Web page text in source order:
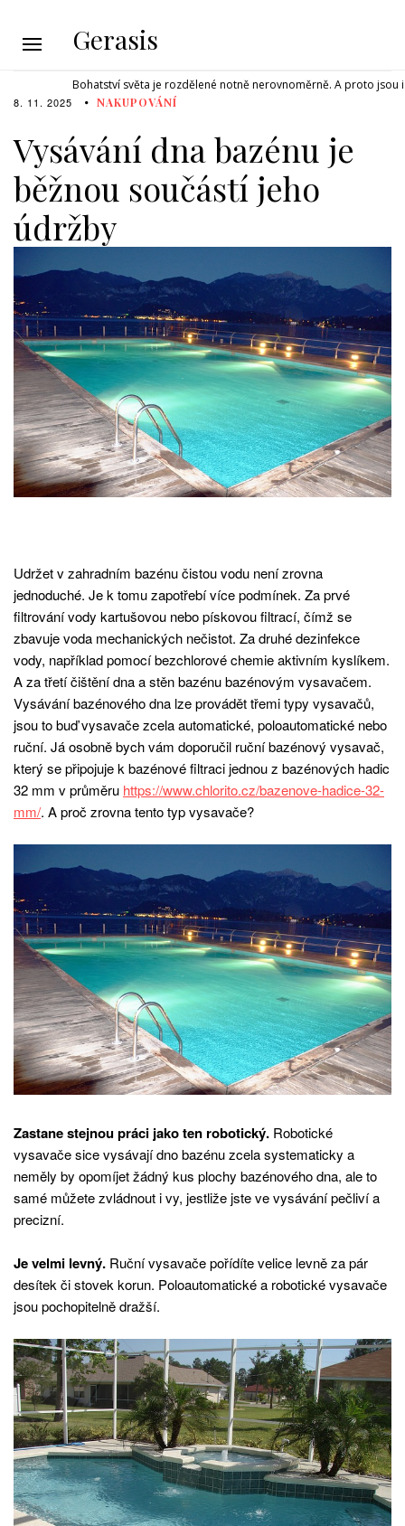
Gerasis
Bohatství světa je rozdělené notně nerovnoměrně. A proto
8. 11. 2025 NAKUPOVÁNÍ
Vysávání dna bazénu je
běžnou součástí jeho
údržby
Udržet v zahradním bazénu čistou vodu není zrovna
jednoduché. Je k tomu zapotřebí více podmínek. Za prvé
filtrování vody kartušovou nebo pískovou filtrací, čímž se
zbavuje voda mechanických nečistot. Za druhé dezinfekce
vody, například pomocí bezchlorové chemie aktivním kyslíkem.
A za třetí čištění dna a stěn bazénu bazénovým vysavačem.
Vysávání bazénového dna lze provádět třemi typy vysavačů,
jsou to buď vysavače zcela automatické, poloautomatické nebo
ruční. Já osobně bych vám doporučil ruční bazénový vysavač,
který se připojuje k bazénové filtraci jednou z bazénových hadic
32 mm v průměru https://www.chlorito.cz/bazenove-hadice-32-
mm/. A proč zrovna tento typ vysavače?
Zastane stejnou práci jako ten robotický. Robotické
vysavače sice vysávají dno bazénu zcela systematicky a
neměly by opomíjet žádný kus plochy bazénového dna, ale to
samé můžete zvládnout i vy, jestliže jste ve vysávání pečliví a
precizní.
Je velmi levný. Ruční vysavače pořídíte velice levně za pár
desítek či stovek korun. Poloautomatické a robotické vysavače
jsou pochopitelně dražší.